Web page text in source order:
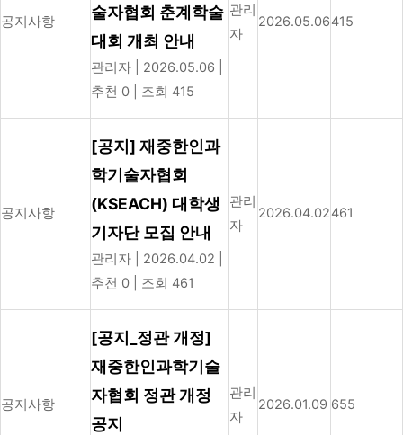
공지사항
술자협회 춘계학술
대회 개최 안내
관리자 2026.05.06
추천 0
조회 415
관리
자
2026.05.06415
공지사항
[공지] 재중한인과
학기술자협회
(KSEACH) 대학생
기자단 모집 안내
관리자 2026.04.02
추천 0
조회 461
관리
자
2026.04.02461
공지사항
[공지_정관 개정]
재중한인과학기술
자협회 정관 개정
공지
관리
자
2026.01.09 655